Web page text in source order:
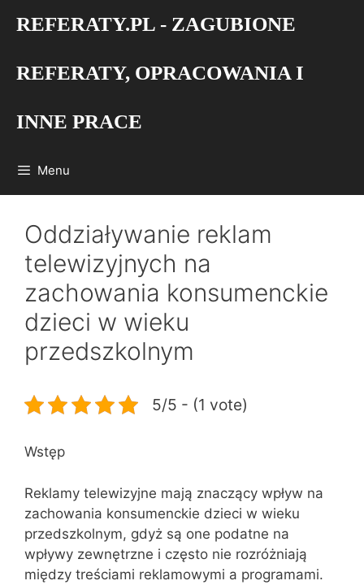
REFERATY.PL - ZAGUBIONE
REFERATY, OPRACOWANIA I
INNE PRACE
Menu
Oddziaływanie reklam
telewizyjnych na
zachowania konsumenckie
dzieci w wieku
przedszkolnym
5/5 - (1 vote)
Wstęp
Reklamy telewizyjne mają znaczący wpływ na
zachowania konsumenckie dzieci w wieku
przedszkolnym, gdyż są one podatne na
wpływy zewnętrzne i często nie rozróżniają
między treściami reklamowymi a programami.